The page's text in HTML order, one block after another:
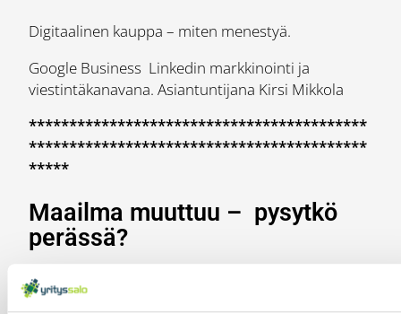
Digitaalinen kauppa – miten menestyä.
Google Business Linkedin markkinointi ja
viestintäkanavana. Asiantuntijana Kirsi Mikkola
******************************************
******************************************
*****
Maailma muuttuu – pysytkö
perässä?
Olemme keskellä murrosta: digitaalisuus,
robotiikka ja maailman tilanteen muutokset